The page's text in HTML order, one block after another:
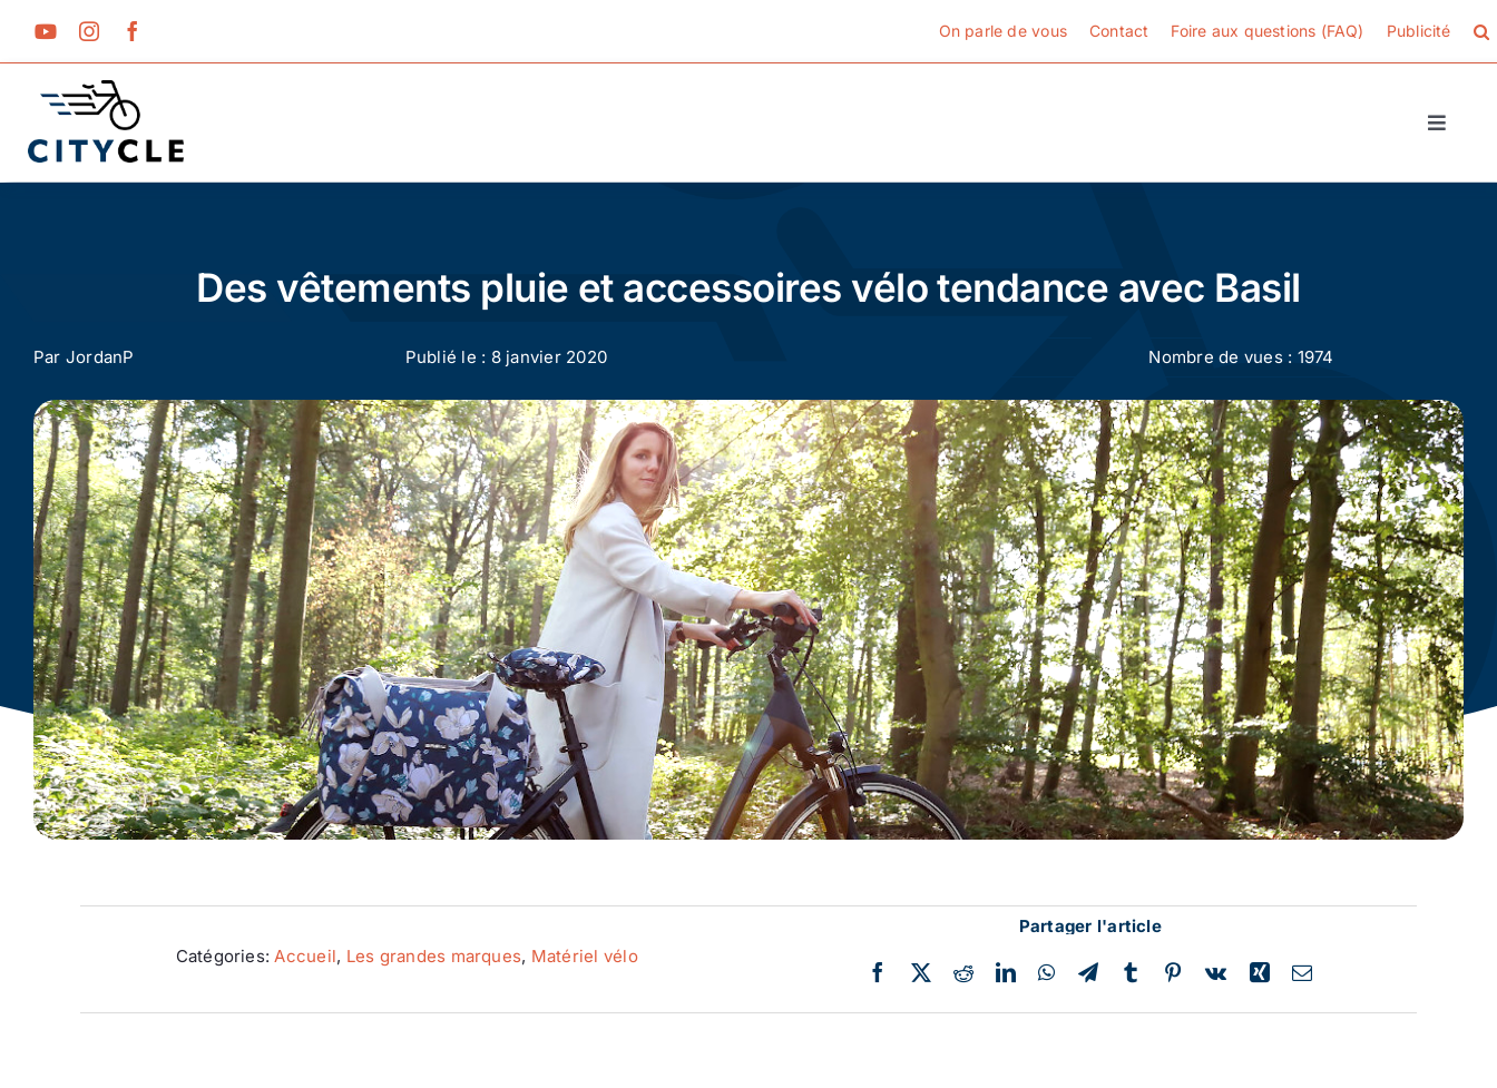
On parle de vous Contact Foire aux questions (FAQ) Publicité
Toggle
Cyclotourisme
Conseils
Actualité
Ecologie
Des vêtements pluie et accessoires vélo tendance avec Basil
Par JordanP Publié le : 8 janvier 2020 Nombre de vues : 1974
Catégories: Accueil, Les grandes marques, Matériel vélo
Partager l'article